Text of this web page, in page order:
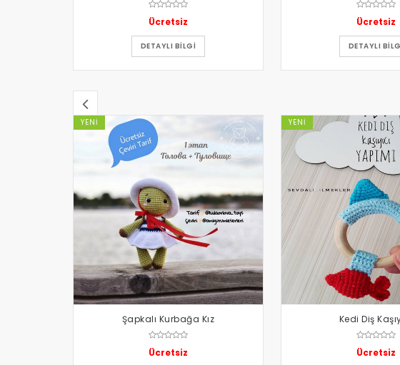
Ücretsiz
DETAYLI BILGI
Ücretsiz
DETAYLI
YENI
Şapkalı Kurbağa Kız
Ücretsiz
YENI
Kedi Diş
Ücretsiz